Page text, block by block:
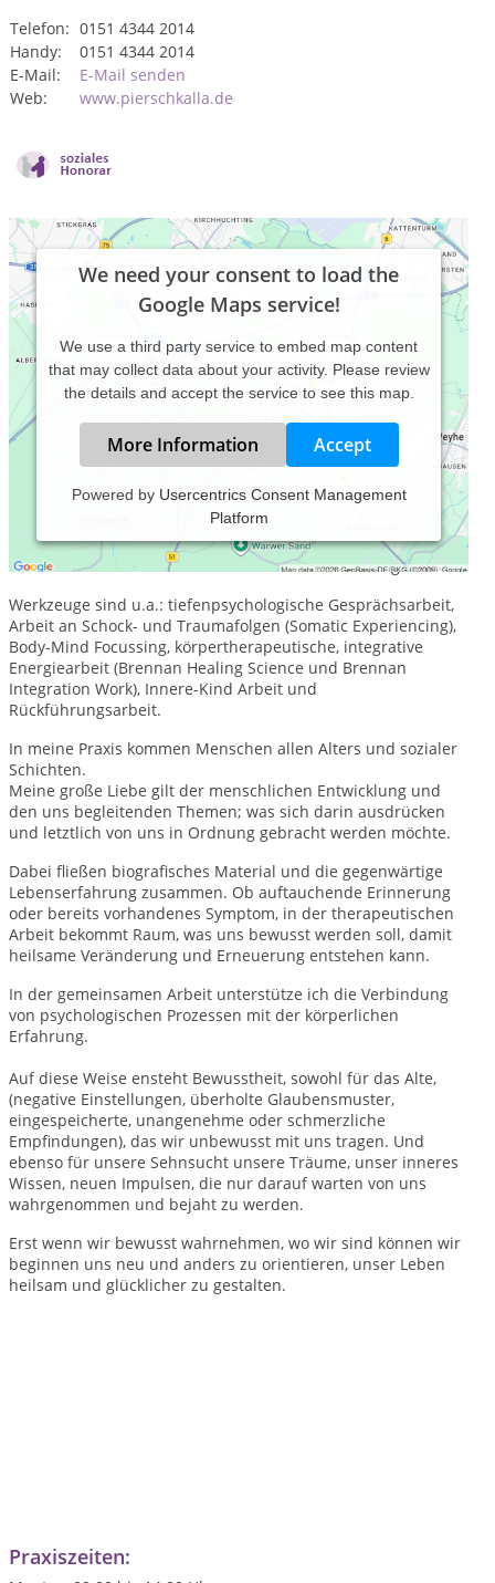
Telefon: 0151 4344 2014
Handy:
0151 4344 2014
E-Mail:
E-Mail senden
Web:
www.pierschkalla.de
We need your consent to load the
Google Maps service!
We use a third party service to embed map content
that may collect data about your activity. Please review
the details and accept the service to see this map.
More Information Accept
Powered by Usercentrics Consent Management
Platform
Als Heilpraktikerin für Psychotherapie mit umfassend,
verschiedenartigen Ausbildungen ist es mir ein Anliegen
individuell auf die Bedürfnisse des Einzelnen einzugehen.
Werkzeuge sind u.a.: tiefenpsychologische Gesprächsarbeit,
Arbeit an Schock- und Traumafolgen (Somatic Experiencing),
Body-Mind Focussing, körpertherapeutische, integrative
Energiearbeit (Brennan Healing Science und Brennan
Integration Work), Innere-Kind Arbeit und
Rückführungsarbeit.
In meine Praxis kommen Menschen allen Alters und sozialer
Schichten.
Meine große Liebe gilt der menschlichen Entwicklung und
den uns begleitenden Themen; was sich darin ausdrücken
und letztlich von uns in Ordnung gebracht werden möchte.
Dabei fließen biografisches Material und die gegenwärtige
Lebenserfahrung zusammen. Ob auftauchende Erinnerung
oder bereits vorhandenes Symptom, in der therapeutischen
Arbeit bekommt Raum, was uns bewusst werden soll, damit
heilsame Veränderung und Erneuerung entstehen kann.
In der gemeinsamen Arbeit unterstütze ich die Verbindung
von psychologischen Prozessen mit der körperlichen
Erfahrung.
Auf diese Weise ensteht Bewusstheit, sowohl für das Alte,
(negative Einstellungen, überholte Glaubensmuster,
eingespeicherte, unangenehme oder schmerzliche
Empfindungen), das wir unbewusst mit uns tragen. Und
ebenso für unsere Sehnsucht unsere Träume, unser inneres
Wissen, neuen Impulsen, die nur darauf warten von uns
wahrgenommen und bejaht zu werden.
Erst wenn wir bewusst wahrnehmen, wo wir sind können wir
beginnen uns neu und anders zu orientieren, unser Leben
heilsam und glücklicher zu gestalten.
Praxiszeiten: